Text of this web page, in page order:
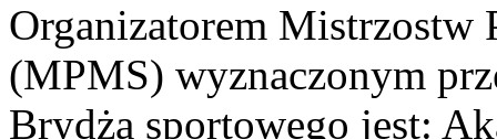
Organizatorem Mistrzostw
(MPMS) wyznaczonym
Brydża sportowego jest: